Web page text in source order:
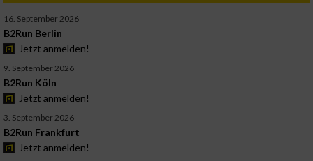
16. September 2026
B2Run Berlin
Jetzt anmelden!
9. September 2026
B2Run Köln
Jetzt anmelden!
3. September 2026
B2Run Frankfurt
Jetzt anmelden!